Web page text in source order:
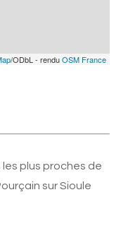
/ODbL - renduOSM France
plus proches de
sur Sioule